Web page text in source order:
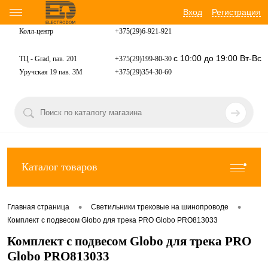
Вход Регистрация
Колл-центр +375(29)6-921-921
ТЦ - Grad, пав. 201 +375(29)199-80-30 с 10:00 до 19:00 Вт-Вс
Уручская 19 пав. 3М +375(29)354-30-60
Каталог товаров
Главная страница • Светильники трековые на шинопроводе •
Комплект с подвесом Globo для трека PRO Globo PRO813033
Комплект с подвесом Globo для трека PRO
Globo PRO813033